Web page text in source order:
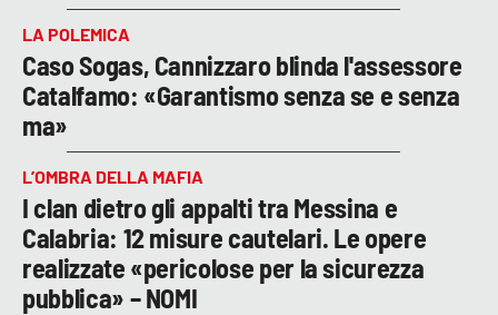
LA POLEMICA
Caso Sogas, Cannizzaro blinda l'assessore
Catalfamo: «Garantismo senza se e senza
ma»
L’OMBRA DELLA MAFIA
I clan dietro gli appalti tra Messina e
Calabria: 12 misure cautelari. Le opere
realizzate «pericolose per la sicurezza
pubblica» – NOMI